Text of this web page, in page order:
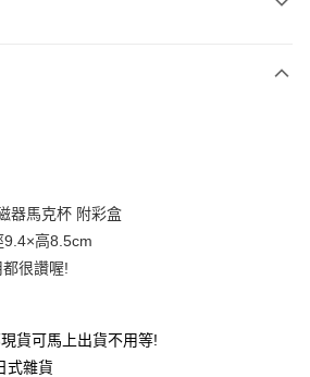
彰化商業銀行
台北富邦商業銀行
遠東國際商業銀行
器馬克杯 附彩盒
9.4×高8.5cm
很讚喔!
貨可馬上出貨不用等!
式雜貨